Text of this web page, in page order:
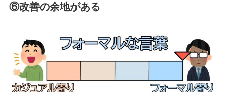
⑥改善の余地がある